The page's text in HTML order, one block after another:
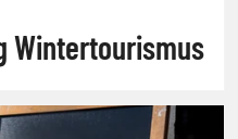
Wintertourismus